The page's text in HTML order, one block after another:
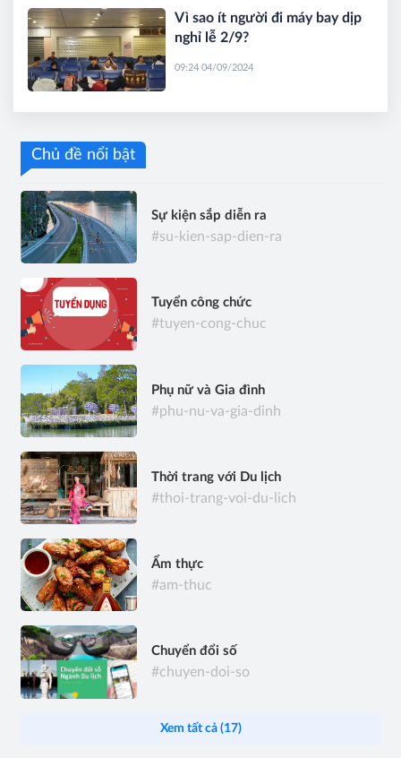
Vì sao ít người đi máy bay dịp
nghỉ lễ 2/9?
09:24 04/09/2024
Chủ đề nổi bật
Sự kiện sắp diễn ra
#su-kien-sap-dien-ra
Tuyển công chức
#tuyen-cong-chuc
Phụ nữ và Gia đình
#phu-nu-va-gia-dinh
Thời trang với Du lịch
#thoi-trang-voi-du-lich
Ẩm thực
#am-thuc
Chuyển đổi số
#chuyen-doi-so
Xem tất cả (17)